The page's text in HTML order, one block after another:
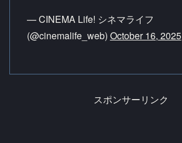
— CINEMA Life! シネマライフ
(@cinemalife_web) October 16, 2025
スポンサーリンク